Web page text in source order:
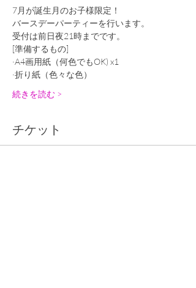
7月が誕生月のお子様限定！
バースデーパーティーを行います。
受付は前日夜21時までです。
[準備するもの]
·A4画用紙（何色でもOK) x1
·折り紙（色々な色）
続きを読む >
チケット